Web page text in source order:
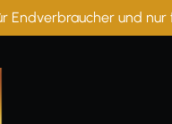
Endverbraucher und